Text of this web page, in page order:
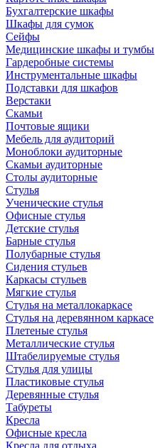
Бухгалтерские шкафы
Шкафы для сумок
Сейфы
Медицинские шкафы и тумбы
Гардеробные системы
Инструментальные шкафы
Подставки для шкафов
Верстаки
Скамьи
Почтовые ящики
Мебель для аудиторий
Моноблоки аудиторные
Скамьи аудиторные
Столы аудиторные
Стулья
Ученические стулья
Офисные стулья
Детские стулья
Барные стулья
Полубарные стулья
Сидения стульев
Каркасы стульев
Мягкие стулья
Стулья на металлокаркасе
Стулья на деревянном каркасе
Плетеные стулья
Металлические стулья
Штабелируемые стулья
Стулья для улицы
Пластиковые стулья
Деревянные стулья
Табуреты
Кресла
Офисные кресла
Кресла для отдыха